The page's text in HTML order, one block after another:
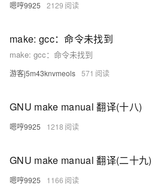
嗯哼9925 2129
make: gcc：命令未找到
make: gcc：命令未找到
游客j5m43knvmeols 571
GNU make manual 翻译(十八)
嗯哼9925 1218
GNU make manual 翻译(二十九)
嗯哼9925 1166